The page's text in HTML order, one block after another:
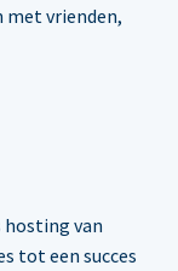
met vrienden,
van
tot een succes